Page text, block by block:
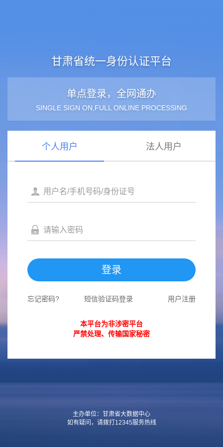
甘肃省统一身份认证平台
单点登录，全网通办
SINGLE SIGN ON,FULL ONLINE PROCESSING
个人用户 法人用户
登录
短信验证码登录 用户注册
忘记密码?
本平台为非涉密平台
严禁处理、传输国家秘密
主办单位：甘肃省大数据中心
如有疑问，请拨打12345服务热线